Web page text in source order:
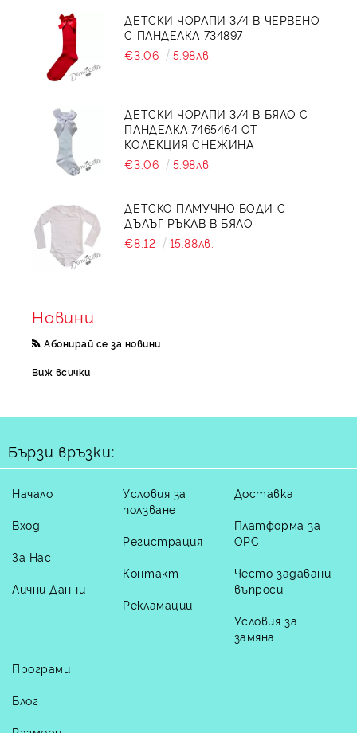
ДЕТСКИ ЧОРАПИ 3/4 В ЧЕРВЕНО
С ПАНДЕЛКА 734897
€3.06
5.98лв.
ДЕТСКИ ЧОРАПИ 3/4 В БЯЛО С
ПАНДЕЛКА 7465464 ОТ
КОЛЕКЦИЯ СНЕЖИНА
€3.06
5.98лв.
ДЕТСКО ПАМУЧНО БОДИ С
ДЪЛЪГ РЪКАВ В БЯЛО
€8.12
15.88лв.
Новини
Абонирай се за новини
Виж всички
Бързи връзки:
Начало
Вход
За Нас
Лични Данни
Условия за
ползване
Регистрация
Контакт
Рекламации
Доставка
Платформа за
ОРС
Често задавани
въпроси
Условия за
замяна
Програми
Блог